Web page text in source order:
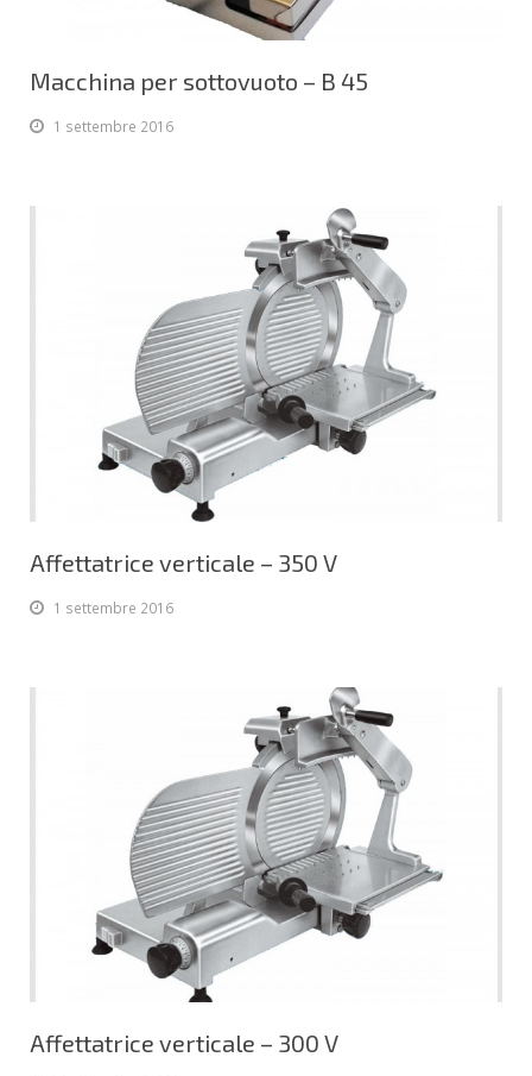
Affettatrici
Drinking Line
Macchina per sottovuoto – B 45
1 settembre 2016
Affettatrice verticale – 350 V
1 settembre 2016
Affettatrice verticale – 300 V